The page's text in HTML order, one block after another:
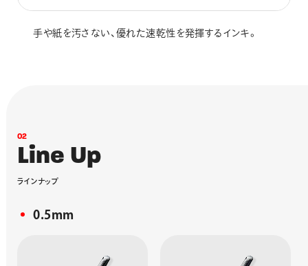
手や紙を汚さない、優れた速乾性を発揮するインキ。
02
Line Up
ラインナップ
0.5mm